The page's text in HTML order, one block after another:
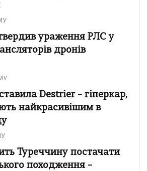
ураження РЛС у
дронів
Destrier – гіперкар,
найкрасивішим в
Туреччину постачати
походження –